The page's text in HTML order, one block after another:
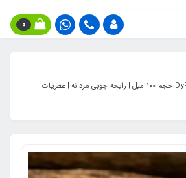
0
ادکلن اثر دی‌روز DyRoSe Athar حجم ۱۰۰ میل | رایحه چوبی مردانه | عطریات